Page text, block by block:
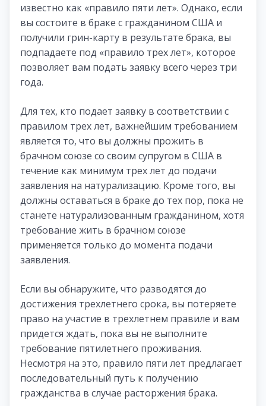
известно как «правило пяти лет». Однако, если
вы состоите в браке с гражданином США и
получили грин-карту в результате брака, вы
подпадаете под «правило трех лет», которое
позволяет вам подать заявку всего через три
года.
Для тех, кто подает заявку в соответствии с
правилом трех лет, важнейшим требованием
является то, что вы должны прожить в
брачном союзе со своим супругом в США в
течение как минимум трех лет до подачи
заявления на натурализацию. Кроме того, вы
должны оставаться в браке до тех пор, пока не
станете натурализованным гражданином, хотя
требование жить в брачном союзе
применяется только до момента подачи
заявления.
Если вы обнаружите, что разводятся до
достижения трехлетнего срока, вы потеряете
право на участие в трехлетнем правиле и вам
придется ждать, пока вы не выполните
требование пятилетнего проживания.
Несмотря на это, правило пяти лет предлагает
последовательный путь к получению
гражданства в случае расторжения брака.